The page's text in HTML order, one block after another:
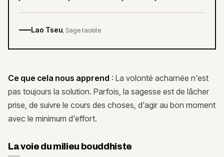
Lao Tseu, Sage taoïste
Ce que cela nous apprend : La volonté acharnée n'est
pas toujours la solution. Parfois, la sagesse est de lâcher
prise, de suivre le cours des choses, d'agir au bon moment
avec le minimum d'effort.
La voie du milieu bouddhiste